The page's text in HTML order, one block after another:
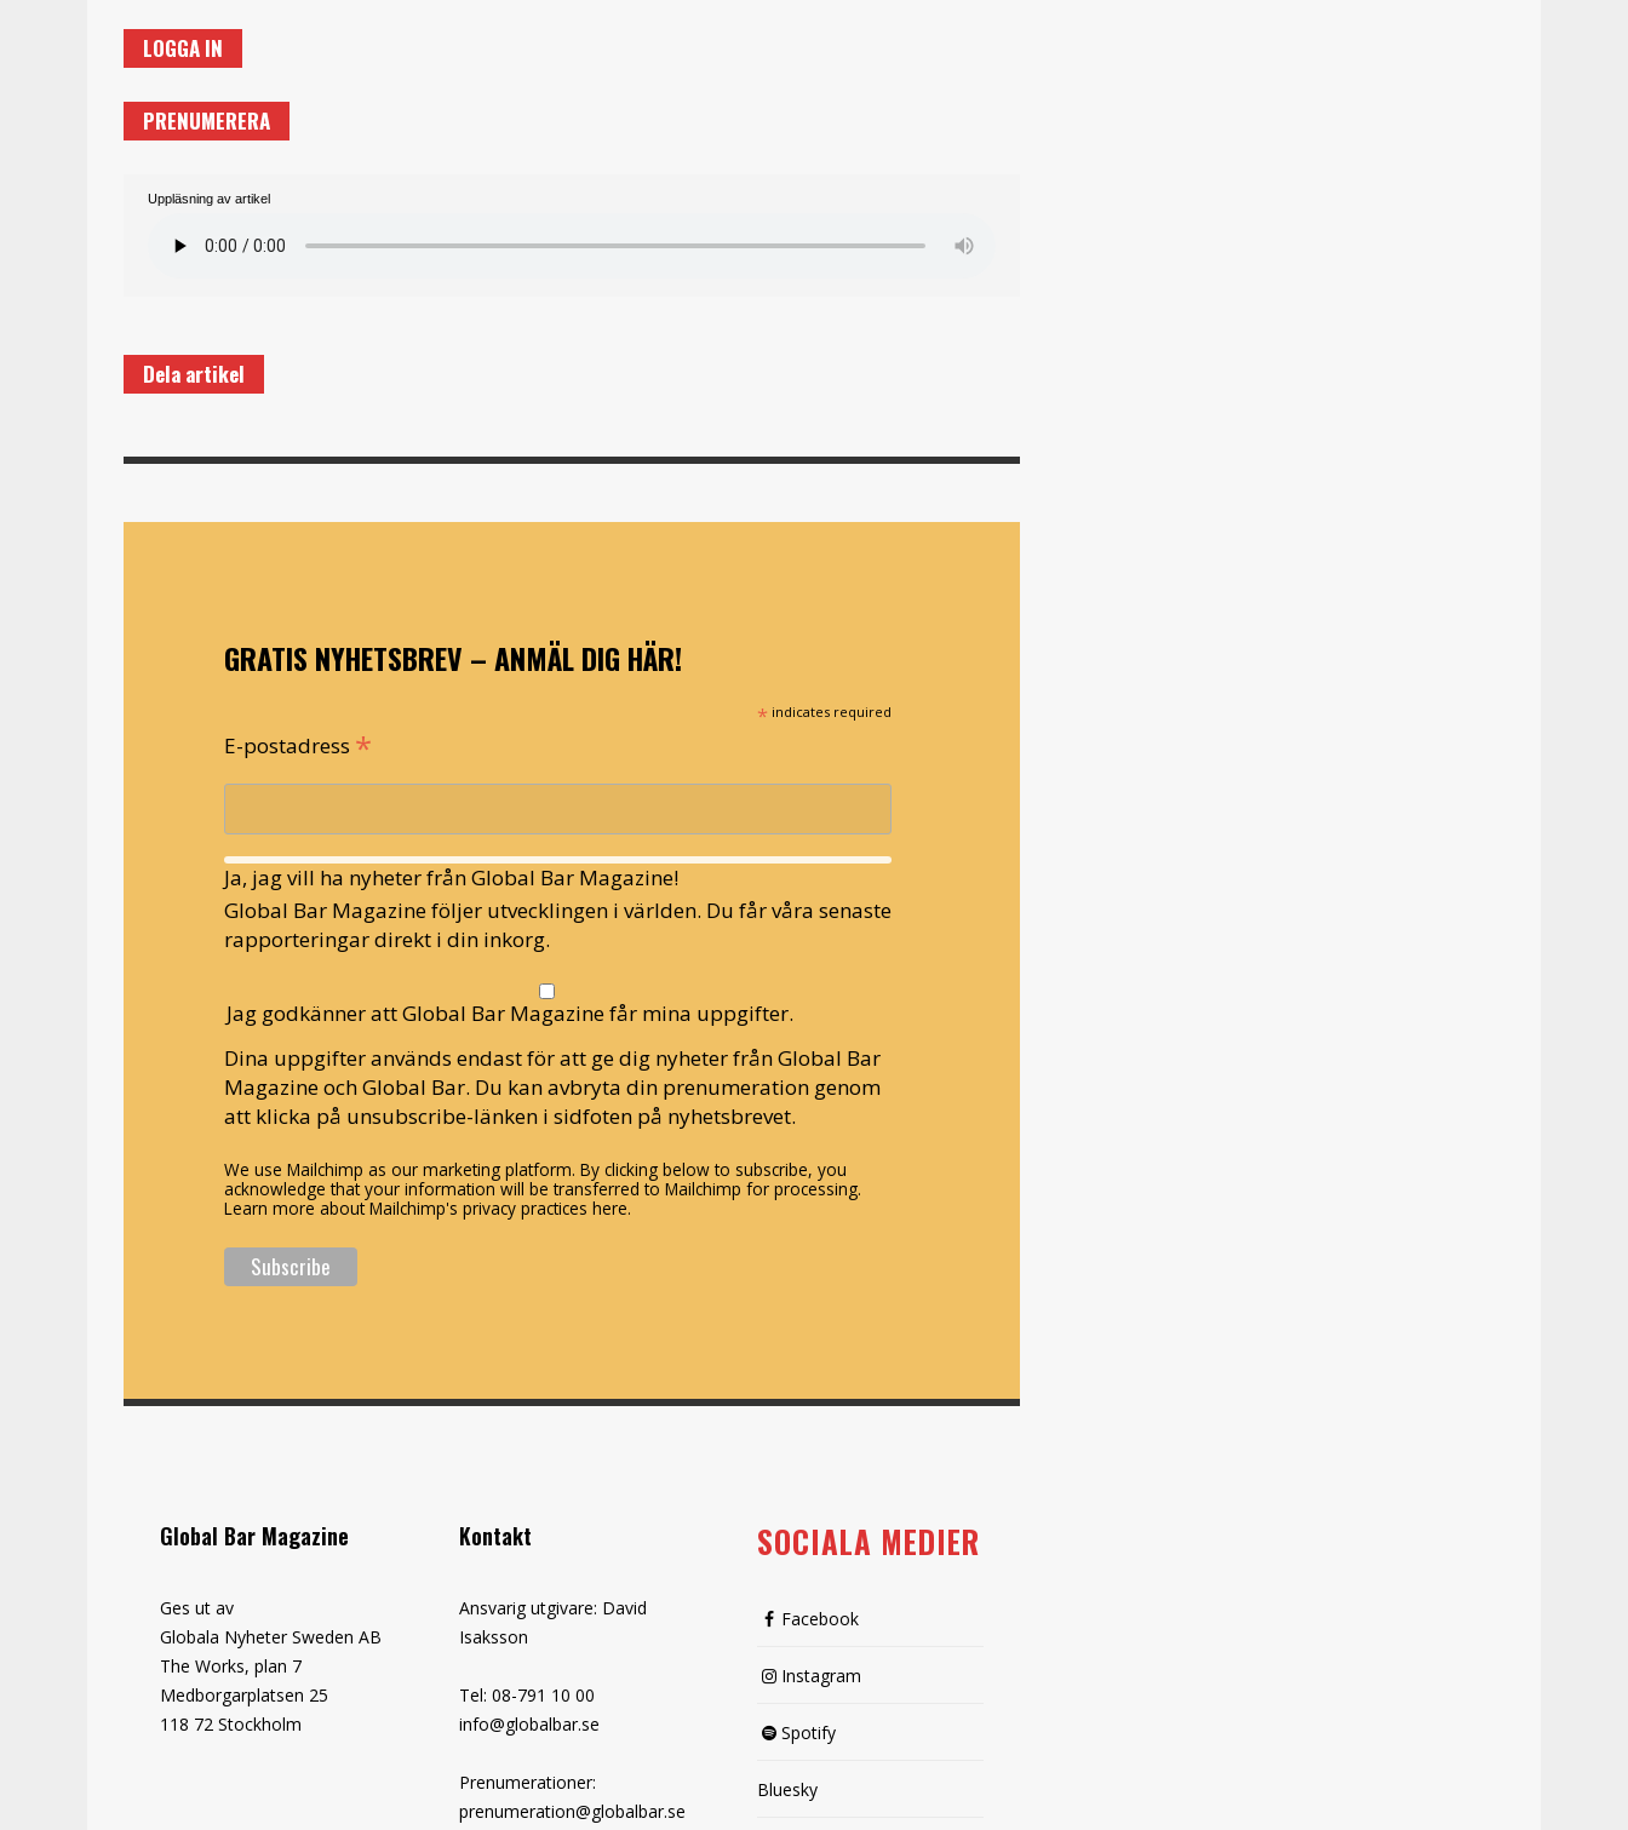
LOGGA IN
PRENUMERERA
Uppläsning av artikel
Dela artikel
GRATIS NYHETSBREV – ANMÄL DIG HÄR!
* indicates required
E-postadress *
Ja, jag vill ha nyheter från Global Bar Magazine!
Global Bar Magazine följer utvecklingen i världen. Du får våra senaste
rapporteringar direkt i din inkorg.
Jag godkänner att Global Bar Magazine får mina uppgifter.
Dina uppgifter används endast för att ge dig nyheter från Global Bar
Magazine och Global Bar. Du kan avbryta din prenumeration genom
att klicka på unsubscribe-länken i sidfoten på nyhetsbrevet.
We use Mailchimp as our marketing platform. By clicking below to subscribe, you
acknowledge that your information will be transferred to Mailchimp for processing.
Learn more about Mailchimp's privacy practices here.
Global Bar Magazine
Ges ut av
Globala Nyheter Sweden AB
The Works, plan 7
Medborgarplatsen 25
118 72 Stockholm
Kontakt
Ansvarig utgivare: David
Isaksson
Tel: 08-791 10 00
info@globalbar.se
Prenumerationer:
prenumeration@globalbar.se
SOCIALA MEDIER
Facebook
Instagram
Spotify
Bluesky